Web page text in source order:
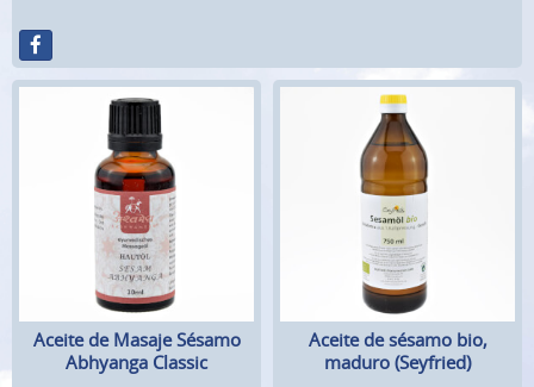
Aceite de Masaje Sésamo
Abhyanga Classic
Aceite de sésamo bio,
maduro (Seyfried)